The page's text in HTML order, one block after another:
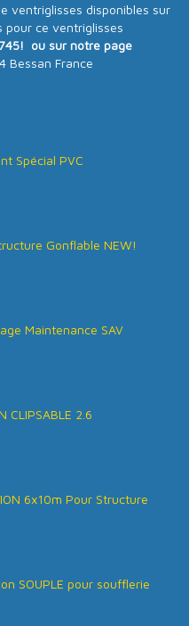
ventriglisses disponibles sur
pour ce ventriglisses
ou sur notre page
Bessan France
Spécial PVC
Gonflable NEW!
Maintenance SAV
CLIPSABLE 2.6
6x10m Pour Structure
SOUPLE pour soufflerie